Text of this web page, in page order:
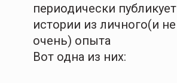
периодически публикует
истории из личного(и не
очень) опыта
Вот одна из них: